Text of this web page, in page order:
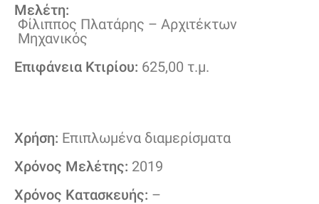
Μελέτη:
Φίλιππος Πλατάρης – Αρχιτέκτων
Μηχανικός
Επιφάνεια Κτιρίου: 625,00 τ.μ.
Χρήση: Επιπλωμένα διαμερίσματα
Χρόνος Μελέτης: 2019
Χρόνος Κατασκευής: –